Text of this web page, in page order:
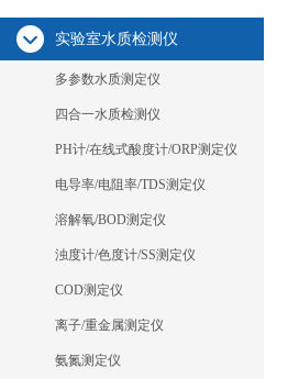
实验室水质检测仪
多参数水质测定仪
四合一水质检测仪
PH计/在线式酸度计/ORP测定仪
电导率/电阻率/TDS测定仪
溶解氧/BOD测定仪
浊度计/色度计/SS测定仪
COD测定仪
离子/重金属测定仪
氨氮测定仪